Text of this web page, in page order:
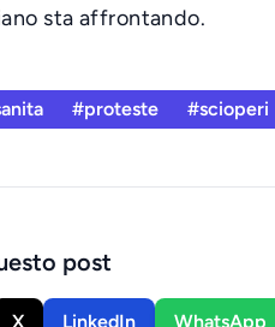
sta affrontando.
#proteste #scioperi
post
X LinkedIn WhatsApp